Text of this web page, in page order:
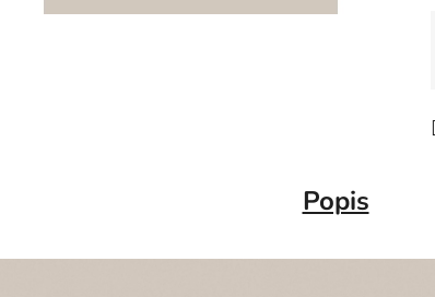
Popis